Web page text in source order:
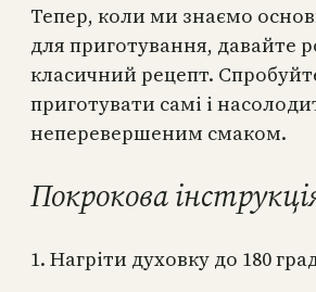
Тепер, коли ми знаємо
для приготування, давайте
класичний рецепт.
приготувати самі і
неперевершеним смаком.
Покрокова
1. Нагріти духовку до 180